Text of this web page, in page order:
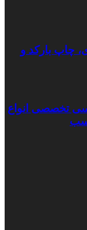
چاپ بارکد و
تخصصی انواع